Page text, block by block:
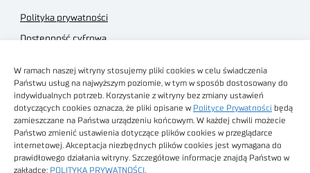
W ramach naszej witryny stosujemy pliki cookies w celu świadczenia
Państwu usług na najwyższym poziomie, w tym w sposób dostosowany do
indywidualnych potrzeb. Korzystanie z witryny bez zmiany ustawień
dotyczących cookies oznacza, że pliki opisane w Polityce Prywatności będą
zamieszczane na Państwa urządzeniu końcowym. W każdej chwili możecie
Państwo zmienić ustawienia dotyczące plików cookies w przeglądarce
internetowej. Akceptacja niezbędnych plików cookies jest wymagana do
prawidłowego działania witryny. Szczegółowe informacje znajdą Państwo w
zakładce: POLITYKA PRYWATNOŚCI
Polityka prywatności
Dostępność cyfrowa
Regulamin sklepu
Obrazy stockowe
autorstwa